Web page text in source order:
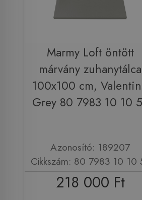
Marmy Loft öntött
márvány zuhanytálca
100x100 cm,
Grey 80 7983 10 10
Azonosító: 189207
Cikkszám: 80 7983 10 10
218 000 Ft